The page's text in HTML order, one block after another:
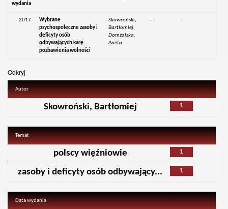
wydania
2017
Wybrane
psychospołeczne zasoby i
deficyty osób
odbywających karę
pozbawienia wolności
Skowroński,
Bartłomiej;
Domżalska,
Aneta
- -
Odkryj
Autor
1
Skowroński, Bartłomiej
Temat
1
polscy więźniowie
1
zasoby i deficyty osób odbywający...
Data wydania